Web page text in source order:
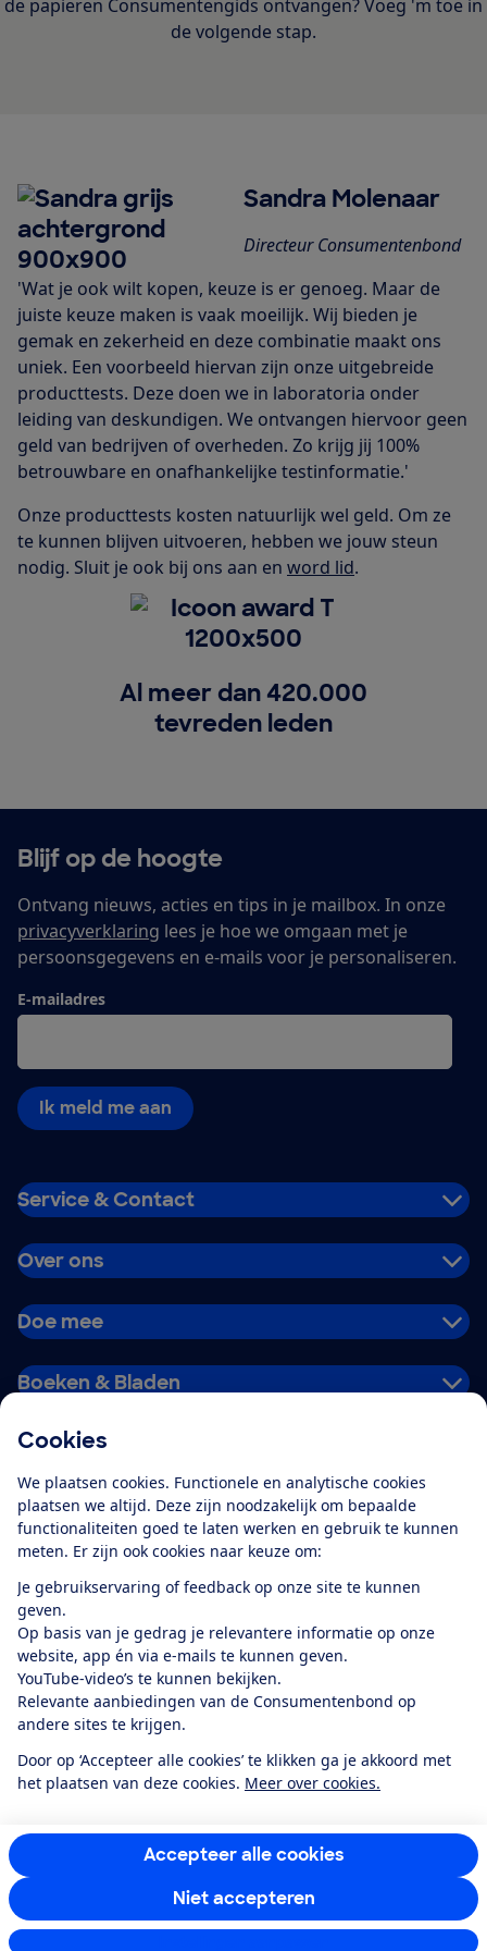
Cookies
We plaatsen cookies. Functionele en analytische cookies
plaatsen we altijd. Deze zijn noodzakelijk om bepaalde
functionaliteiten goed te laten werken en gebruik te kunnen
meten. Er zijn ook cookies naar keuze om:
Je gebruikservaring of feedback op onze site te kunnen
geven.
Op basis van je gedrag je relevantere informatie op onze
website, app én via e-mails te kunnen geven.
YouTube-video’s te kunnen bekijken.
Relevante aanbiedingen van de Consumentenbond op
andere sites te krijgen.
Door op ‘Accepteer alle cookies’ te klikken ga je akkoord met
het plaatsen van deze cookies. Meer over cookies.
Accepteer alle cookies
Niet accepteren
de papieren Consumentengids ontvangen? Voeg 'm toe in
de volgende stap.
Sandra Molenaar
Directeur Consumentenbond
'Wat je ook wilt kopen, keuze is er genoeg. Maar de
juiste keuze maken is vaak moeilijk. Wij bieden je
gemak en zekerheid en deze combinatie maakt ons
uniek. Een voorbeeld hiervan zijn onze uitgebreide
producttests. Deze doen we in laboratoria onder
leiding van deskundigen. We ontvangen hiervoor geen
geld van bedrijven of overheden. Zo krijg jij 100%
betrouwbare en onafhankelijke testinformatie.'
Onze producttests kosten natuurlijk wel geld. Om ze
te kunnen blijven uitvoeren, hebben we jouw steun
nodig. Sluit je ook bij ons aan en word lid.
Al meer dan 420.000
tevreden leden
Blijf op de hoogte
Ontvang nieuws, acties en tips in je mailbox. In onze
privacyverklaring lees je hoe we omgaan met je
persoonsgegevens en e-mails voor je personaliseren.
E-mailadres
Ik meld me aan
Service & Contact
Over ons
Doe mee
Boeken & Bladen
Alles over de
app
Algemene Voorwaarden
Privacyverklaring
Cookiebeleid
Privacyvoorkeuren
Toegankelijkheid
RSS-feed nieuws
FacebookTwitterInstagram
YoutubeLinkedIn
12.901consumentenbeoordelen de Consumentenbondmet gemiddeld